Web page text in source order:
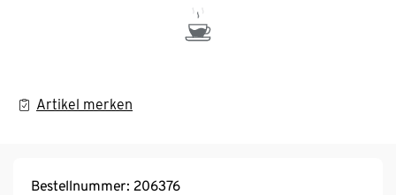
Artikel merken
Bestellnummer: 206376